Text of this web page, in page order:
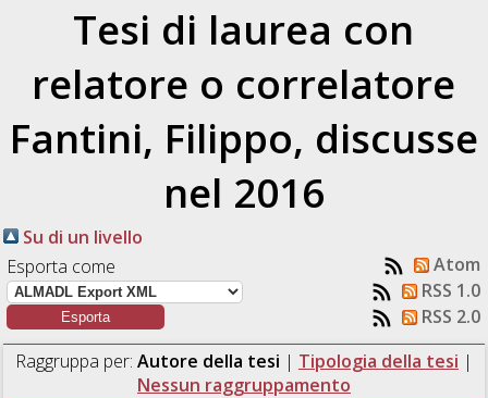
Tesi di laurea con
relatore o correlatore
Fantini, Filippo, discusse
nel 2016
Su di un livello
Esporta come
Atom
RSS 1.0
RSS 2.0
Raggruppa per: Autore della tesi | Tipologia della tesi |
Nessun raggruppamento